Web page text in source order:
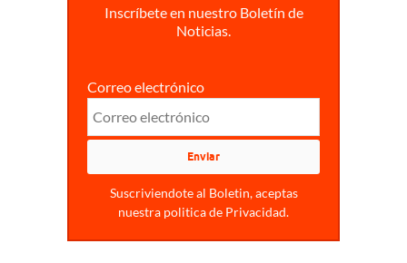
Inscríbete en nuestro Boletín de
Noticias.
Correo electrónico
Suscriviendote al Boletin, aceptas
nuestra politica de Privacidad.